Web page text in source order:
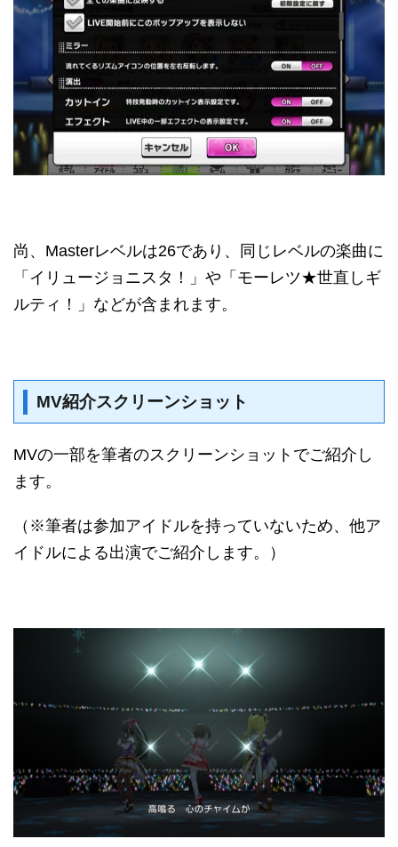
尚、Masterレベルは26であり、同じレベルの楽曲に
「イリュージョニスタ！」や「モーレツ★世直しギ
ルティ！」などが含まれます。
MV紹介スクリーンショット
MVの一部を筆者のスクリーンショットでご紹介し
ます。
（※筆者は参加アイドルを持っていないため、他ア
イドルによる出演でご紹介します。）